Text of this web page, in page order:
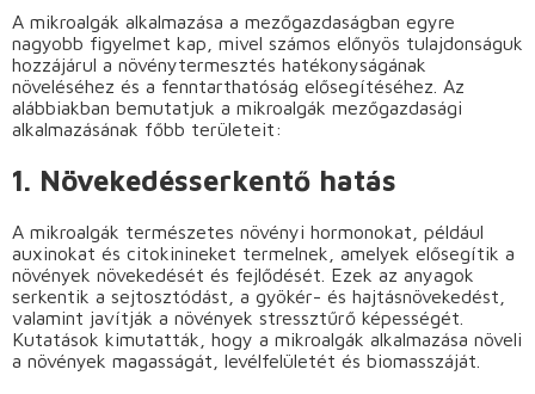
A mikroalgák alkalmazása a mezőgazdaságban egyre
nagyobb figyelmet kap, mivel számos előnyös tulajdonságuk
hozzájárul a növénytermesztés hatékonyságának
növeléséhez és a fenntarthatóság elősegítéséhez. Az
alábbiakban bemutatjuk a mikroalgák mezőgazdasági
alkalmazásának főbb területeit:
1. Növekedésserkentő hatás
A mikroalgák természetes növényi hormonokat, például
auxinokat és citokinineket termelnek, amelyek elősegítik a
növények növekedését és fejlődését. Ezek az anyagok
serkentik a sejtosztódást, a gyökér- és hajtásnövekedést,
valamint javítják a növények stressztűrő képességét.
Kutatások kimutatták, hogy a mikroalgák alkalmazása növeli
a növények magasságát, levélfelületét és biomasszáját.